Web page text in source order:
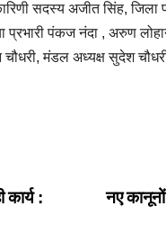
सदस्य अजीत सिंह, जिला
प्रभारी पंकज नंदा , अरुण
मंडल अध्यक्ष सुदेश
नए
कार्य :